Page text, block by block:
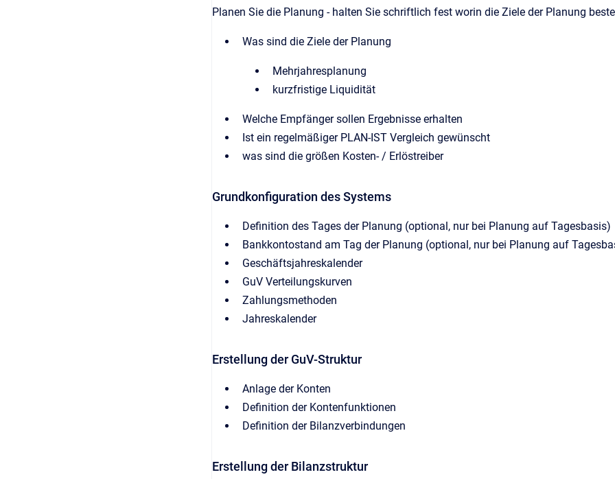
Planen Sie die Planung - halten Sie schriftlich fest worin die Ziele der Planung
Was sind die Ziele der Planung
Mehrjahresplanung
kurzfristige Liquidität
Welche Empfänger sollen Ergebnisse erhalten
Ist ein regelmäßiger PLAN-IST Vergleich gewünscht
was sind die größen Kosten- / Erlöstreiber
Grundkonfiguration des Systems
Definition des Tages der Planung (optional, nur bei Planung auf Tagesbasis)
Bankkontostand am Tag der Planung (optional, nur bei Planung auf
Geschäftsjahreskalender
GuV Verteilungskurven
Zahlungsmethoden
Jahreskalender
Erstellung der GuV-Struktur
Anlage der Konten
Definition der Kontenfunktionen
Definition der Bilanzverbindungen
Erstellung der Bilanzstruktur